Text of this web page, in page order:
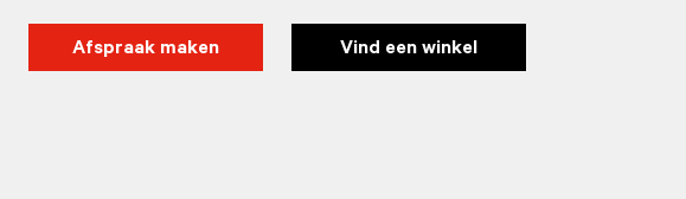
Afspraak maken Vind een winkel